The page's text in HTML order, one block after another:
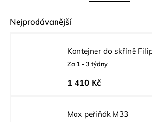
Nejprodávanější
Kontejner do skříně
Za 1 - 3 týdny
1 410 Kč
Max peřiňák M33